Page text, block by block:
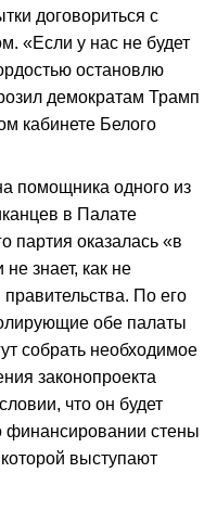
договориться с
«Если у нас не будет
остановлю
демократам Трамп
кабинете Белого
помощника одного из
в Палате
партия оказалась «в
знает, как не
правительства. По его
обе палаты
собрать необходимое
законопроекта
что он будет
финансировании стены
выступают